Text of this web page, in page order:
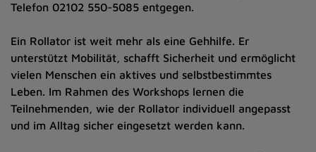
Telefon 02102 550-5085 entgegen.
Ein Rollator ist weit mehr als eine Gehhilfe. Er
unterstützt Mobilität, schafft Sicherheit und ermöglicht
vielen Menschen ein aktives und selbstbestimmtes
Leben. Im Rahmen des Workshops lernen die
Teilnehmenden, wie der Rollator individuell angepasst
und im Alltag sicher eingesetzt werden kann.